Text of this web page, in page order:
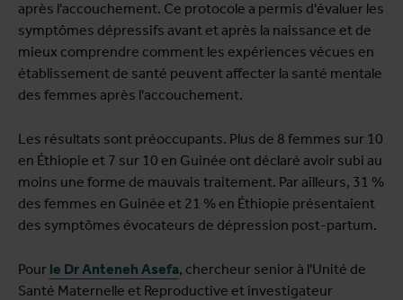
après l'accouchement. Ce protocole a permis d'évaluer les
symptômes dépressifs avant et après la naissance et de
mieux comprendre comment les expériences vécues en
établissement de santé peuvent affecter la santé mentale
des femmes après l'accouchement.
Les résultats sont préoccupants. Plus de 8 femmes sur 10
en Éthiopie et 7 sur 10 en Guinée ont déclaré avoir subi au
moins une forme de mauvais traitement. Par ailleurs, 31 %
des femmes en Guinée et 21 % en Éthiopie présentaient
des symptômes évocateurs de dépression post-partum.
Pour le Dr Anteneh Asefa, chercheur senior à l'Unité de
Santé Maternelle et Reproductive et investigateur